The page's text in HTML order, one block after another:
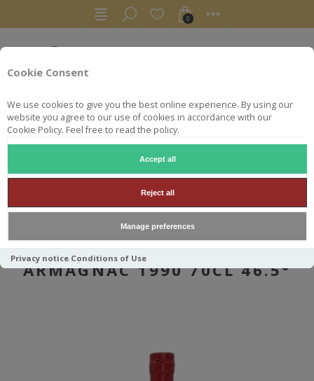
Cookie Consent
We use cookies to give you the best online experience. By using our
website you agree to our use of cookies in accordance with our
Cookie Policy. Feel free to read the policy.
Accept all
Reject all
Manage preferences
Privacy notice Conditions of Use
0
DOMAINE DE POUTEOU BAS ARMAGNAC 1990 70CL 46.5°
DOMAINE DE POUTEOU BAS
ARMAGNAC 1990 70CL 46.5°